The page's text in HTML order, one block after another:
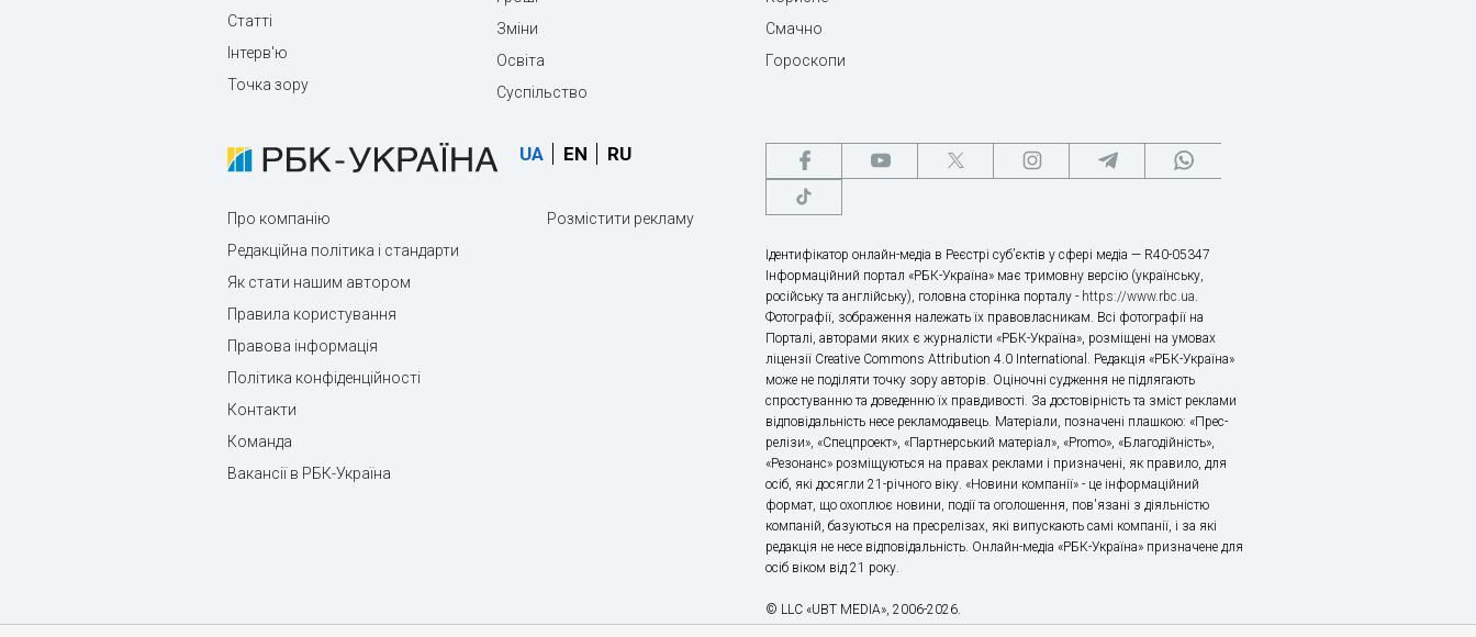
Статті
Інтерв'ю
Точка зору
Зміни
Освіта
Суспільство
Смачно
Гороскопи
UA EN RU
Про компанію
Редакційна політика і стандарти
Як стати нашим автором
Правила користування
Правова інформація
Політика конфіденційності
Контакти
Команда
Вакансії в РБК-Україна
Розмістити рекламу
Ідентифікатор онлайн-медіа в Реєстрі суб’єктів у сфері медіа — R40-05347
Інформаційний портал «РБК-Україна» має тримовну версію (українську,
російську та англійську), головна сторінка порталу - https://www.rbc.ua.
Фотографії, зображення належать їх правовласникам. Всі фотографії на
Порталі, авторами яких є журналісти «РБК-Україна», розміщені на умовах
ліцензії Creative Commons Attribution 4.0 International. Редакція «РБК-Україна»
може не поділяти точку зору авторів. Оціночні судження не підлягають
спростуванню та доведенню їх правдивості. За достовірність та зміст реклами
відповідальність несе рекламодавець. Матеріали, позначені плашкою: «Прес-
релізи», «Спецпроект», «Партнерський матеріал», «Promo», «Благодійність»,
«Резонанс» розміщуються на правах реклами і призначені, як правило, для
осіб, які досягли 21-річного віку. «Новини компанії» - це інформаційний
формат, що охоплює новини, події та оголошення, пов'язані з діяльністю
компаній, базуються на пресрелізах, які випускають самі компанії, і за які
редакція не несе відповідальність. Онлайн-медіа «РБК-Україна» призначене для
осіб віком від 21 року.
© LLC «UBT MEDIA», 2006-2026.